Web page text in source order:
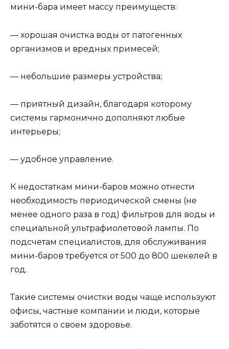
мини-бара имеет массу преимуществ:
— хорошая очистка воды от патогенных
организмов и вредных примесей;
— небольшие размеры устройства;
— приятный дизайн, благодаря которому
системы гармонично дополняют любые
интерьеры;
— удобное управление.
К недостаткам мини-баров можно отнести
необходимость периодической смены (не
менее одного раза в год) фильтров для воды и
специальной ультрафиолетовой лампы. По
подсчетам специалистов, для обслуживания
мини-баров требуется от 500 до 800 шекелей в
год.
Такие системы очистки воды чаще используют
офисы, частные компании и люди, которые
заботятся о своем здоровье.